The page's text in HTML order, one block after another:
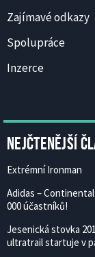
Zajímavé odkazy
Spolupráce
Inzerce
Nejčtenější
Extrémní Ironman
Adidas –
000 účastníků!
Jesenická stovka
ultratrail startuje v